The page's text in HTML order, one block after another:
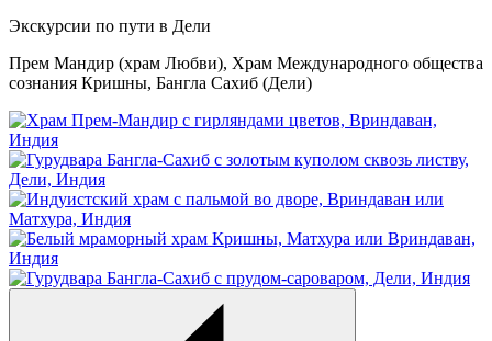
Экскурсии по пути в Дели
Прем Мандир (храм Любви), Храм Международного общества
сознания Кришны, Бангла Сахиб (Дели)